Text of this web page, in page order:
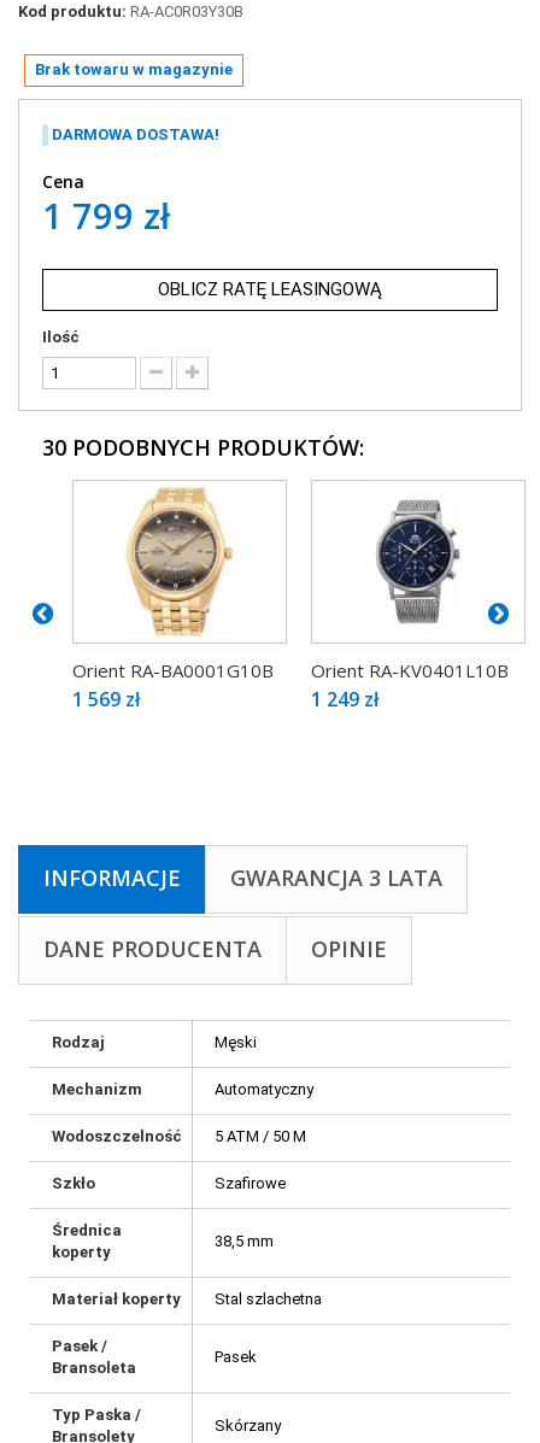
Kod produktu: RA-AC0R03Y30B
Brak towaru w magazynie
DARMOWA DOSTAWA!
Cena
1 799 zł
OBLICZ RATĘ LEASINGOWĄ
Ilość
30 PODOBNYCH PRODUKTÓW:
Orient RA-BA0001G10B
1 569 zł
Orient RA-KV0401L10B
1 249 zł
INFORMACJE GWARANCJA 3 LATA
DANE PRODUCENTA OPINIE
Rodzaj Męski
Mechanizm Automatyczny
Wodoszczelność 5 ATM / 50 M
Szkło Szafirowe
Średnica
koperty
38,5 mm
Materiał koperty Stal szlachetna
Pasek /
Bransoleta
Pasek
Typ Paska /
Bransolety
Skórzany